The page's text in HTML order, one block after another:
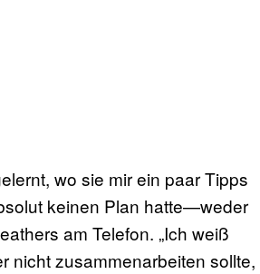
wo sie mir ein paar Tipps
keinen Plan hatte—weder
am Telefon. „Ich weiß
nicht zusammenarbeiten sollte,